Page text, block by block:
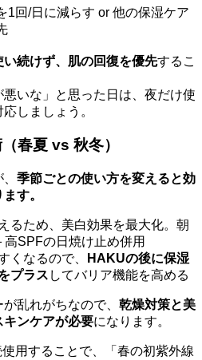
1回/日に減らす or 他の保湿ケア
続けず、肌の回復を優先するこ
悪いな」と思った日は、夜だけ使
しましょう。
春夏 vs 秋冬）
季節ごとの使い方を変えると効
す。
るため、美白効果を最大化。朝
SPFの日焼け止め併用
くなるので、
HAKUの後に保湿
プラス してバリア機能を高める
乱れがちなので、 乾燥対策と美
キンケアが必要になります。
用することで、「春の初紫外線